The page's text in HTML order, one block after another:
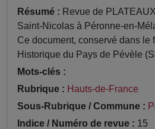
Résumé : Revue de
Saint-Nicolas à Péronne-en-
Ce document, conservé dans le
Historique du Pays de Pévèle
Mots-clés :
Rubrique : Hauts-de-France
Sous-Rubrique / Commune :
Indice / Numéro de revue : 15